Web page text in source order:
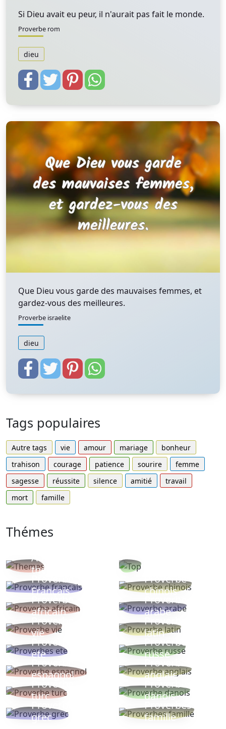
Si Dieu avait eu peur, il n'aurait pas fait le monde.
Proverbe rom
dieu
Que Dieu vous garde des mauvaises femmes, et
gardez-vous des meilleures.
Proverbe israelite
dieu
Tags populaires
Autre tags vie amour mariage
bonheur
trahison
courage patience sourire
femme
sagesse
réussite silence amitié
travail
mort
famille
Thémes
Autres
thèmes
Proverbe
Français
Proverbe
chinois
Proverbe
africain
Proverbe
arabe
Proverbe
vie
Proverbe
latin
Proverbes
ete
Proverbe
russe
Proverbe
espagnol
Proverbe
anglais
Proverbe
turc
Proverbe
danois
Proverbe
grec
Proverbes
famille